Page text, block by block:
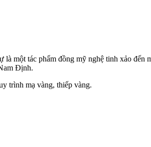
là một tác phẩm đồng mỹ nghệ tinh xảo đến
Định.
trình mạ vàng, thiếp vàng.